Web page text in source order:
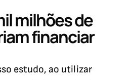
milhões de
financiar
estudo, ao utilizar